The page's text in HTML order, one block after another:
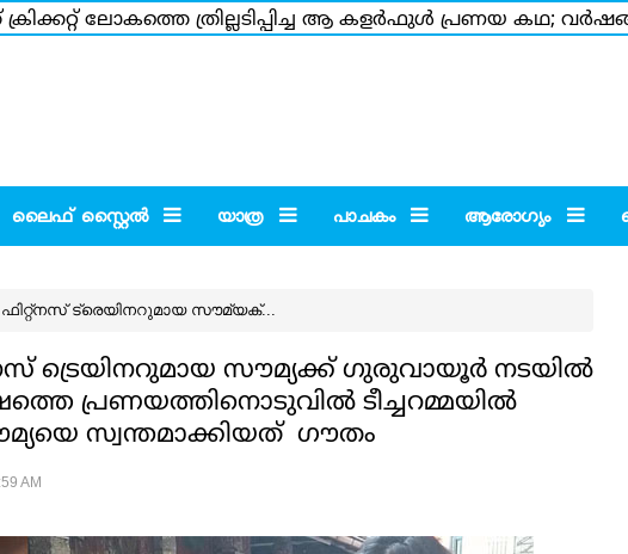
ലോകത്തെ ത്രില്ലടിപ്പിച്ച ആ കളര്‍ഫുള്‍ പ്രണയ കഥ;
താന്‍ 1.5 കോടി ശമ്പളം വാങ്ങുന്നുണ്ട് എന്ന അശരീരി കേട്ട്
ലൈഫ് സ്റ്റൈല്‍ യാത്ര പാചകം ആരോഗ്യം
ട്രെയിനറുമായ സൗമ്യക്...
ട്രെയിനറുമായ സൗമ്യക്ക് ഗുരുവായൂര്‍ നടയില്‍
പ്രണയത്തിനൊടുവില്‍ ടീച്ചറമ്മയില്‍
സ്വന്തമാക്കിയത് ഗൗതം
AM